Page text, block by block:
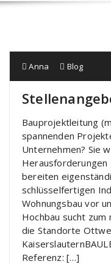
Anna Blog
Bauprojektleitung
spannenden
Unternehmen? Sie
Herausforderungen
bereiten
schlüsselfertigen
Wohnungsbau vor
Hochbau sucht
die Standorte
Referenz: […]